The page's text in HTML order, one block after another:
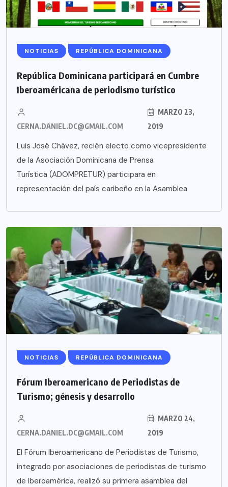
NOTICIAS REPÚBLICA DOMINICANA
República Dominicana participará en Cumbre
Iberoaméricana de periodismo turístico
CERNA.DANIEL.DC@GMAIL.COM
MARZO 23,
2019
Luis José Chávez, recién electo como vicepresidente
de la Asociación Dominicana de Prensa
Turística (ADOMPRETUR) participara en
representación del país caribeño en la Asamblea
NOTICIAS REPÚBLICA DOMINICANA
Fórum Iberoamericano de Periodistas de
Turismo; génesis y desarrollo
CERNA.DANIEL.DC@GMAIL.COM
MARZO 24,
2019
El Fórum Iberoamericano de Periodistas de Turismo,
integrado por asociaciones de periodistas de turismo
de Iberoamérica, realizó su primera asamblea del